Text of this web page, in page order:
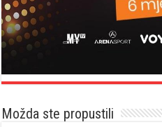
Možda ste propustili